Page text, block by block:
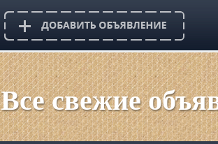
Все свежие